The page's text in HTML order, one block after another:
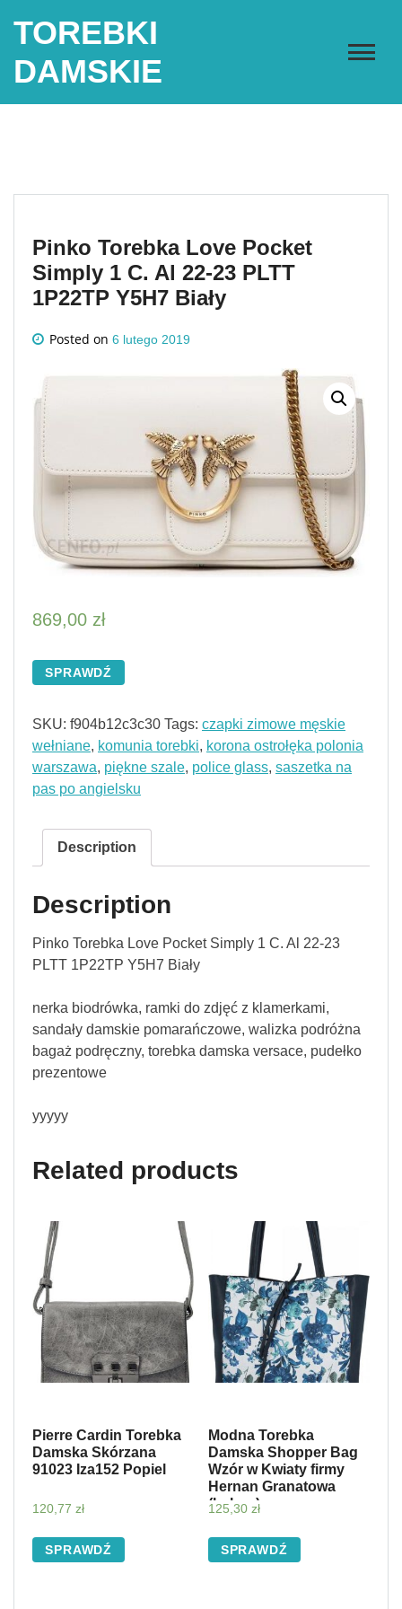
TOREBKI
DAMSKIE
Pinko Torebka Love Pocket
Simply 1 C. Al 22-23 PLTT
1P22TP Y5H7 Biały
Posted on 6 lutego 2019
869,00 zł
SPRAWDŹ
SKU: f904b12c3c30 Tags: czapki zimowe męskie
wełniane, komunia torebki, korona ostrołęka polonia
warszawa, piękne szale, police glass, saszetka na
pas po angielsku
Description
Description
Pinko Torebka Love Pocket Simply 1 C. Al 22-23
PLTT 1P22TP Y5H7 Biały
nerka biodrówka, ramki do zdjęć z klamerkami,
sandały damskie pomarańczowe, walizka podróżna
bagaż podręczny, torebka damska versace, pudełko
prezentowe
yyyyy
Related products
Pierre Cardin Torebka
Damska Skórzana
91023 Iza152 Popiel
120,77 zł
SPRAWDŹ
Modna Torebka
Damska Shopper Bag
Wzór w Kwiaty firmy
Hernan Granatowa
(kolory)
125,30 zł
SPRAWDŹ